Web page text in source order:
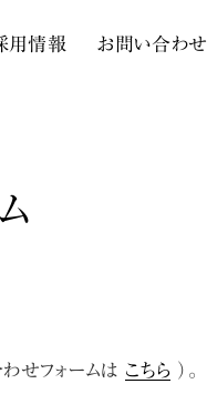
用情報 お問い合わせ
せフォームは こちら ）。